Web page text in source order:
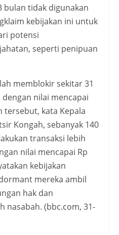
bulan tidak digunakan
kebijakan ini untuk
potensi
seperti penipuan
memblokir sekitar 31
nilai mencapai
tersebut, kata Kepala
Kongah, sebanyak 140
transaksi lebih
nilai mencapai Rp
kebijakan
mereka ambil
hak dan
nasabah. (bbc.com, 31-